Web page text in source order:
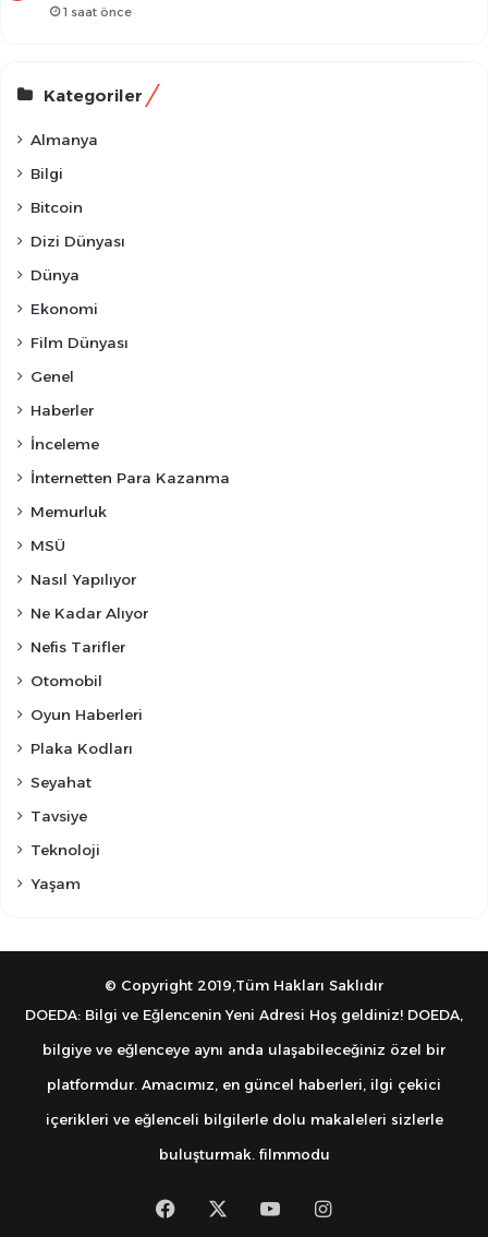
1 saat önce
Kategoriler
Almanya
Bilgi
Bitcoin
Dizi Dünyası
Dünya
Ekonomi
Film Dünyası
Genel
Haberler
İnceleme
İnternetten Para Kazanma
Memurluk
MSÜ
Nasıl Yapılıyor
Ne Kadar Alıyor
Nefis Tarifler
Otomobil
Oyun Haberleri
Plaka Kodları
Seyahat
Tavsiye
Teknoloji
Yaşam
© Copyright 2019,Tüm Hakları Saklıdır
DOEDA: Bilgi ve Eğlencenin Yeni Adresi Hoş geldiniz! DOEDA,
bilgiye ve eğlenceye aynı anda ulaşabileceğiniz özel bir
platformdur. Amacımız, en güncel haberleri, ilgi çekici
içerikleri ve eğlenceli bilgilerle dolu makaleleri sizlerle
buluşturmak. filmmodu
FacebookYouTubeInstagram